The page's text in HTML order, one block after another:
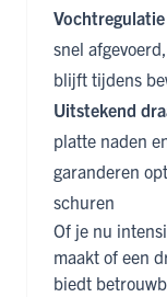
snel
blijft tijdens
Uitstekend
platte naden
garanderen
schuren
Of je nu
maakt of een
biedt